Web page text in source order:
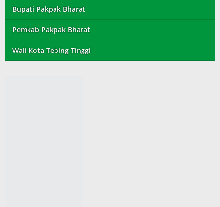
Bupati Pakpak Bharat
Pemkab Pakpak Bharat
Wali Kota Tebing Tinggi